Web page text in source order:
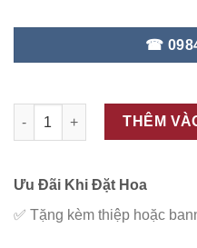
☎
ĐC - B85 số lượng
THÊM
Ưu Đãi Khi Đặt Hoa
✅ Tặng kèm thiệp hoặc